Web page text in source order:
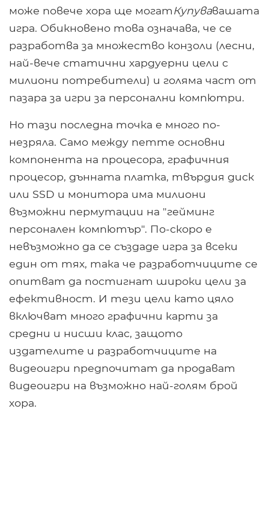
може повече хора ще могатКупувавашата
игра. Обикновено това означава, че се
разработва за множество конзоли (лесни,
най-вече статични хардуерни цели с
милиони потребители) и голяма част от
пазара за игри за персонални компютри.
Но тази последна точка е много по-
незряла. Само между петте основни
компонента на процесора, графичния
процесор, дънната платка, твърдия диск
или SSD и монитора има милиони
възможни пермутации на "гейминг
персонален компютър". По-скоро е
невъзможно да се създаде игра за всеки
един от тях, така че разработчиците се
опитват да постигнат широки цели за
ефективност. И тези цели като цяло
включват много графични карти за
средни и нисши клас, защото
издателите и разработчиците на
видеоигри предпочитат да продават
видеоигри на възможно най-голям брой
хора.